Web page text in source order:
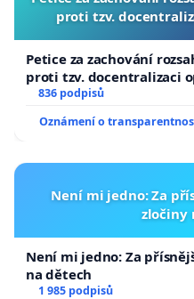
proti tzv.
Petice za zachování
proti tzv. docentralizaci
836 podpisů
Oznámení o
Není mi jedno: Za
zločiny
Není mi jedno: Za
na dětech
1 985 podpisů